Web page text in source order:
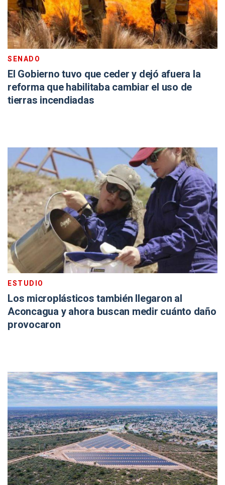
SENADO
El Gobierno tuvo que ceder y dejó afuera la
reforma que habilitaba cambiar el uso de
tierras incendiadas
ESTUDIO
Los microplásticos también llegaron al
Aconcagua y ahora buscan medir cuánto daño
provocaron